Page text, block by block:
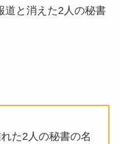
道と消えた2人の秘書
た2人の秘書の名